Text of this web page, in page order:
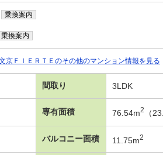
乗換案内
乗換案内
京ＦＩＥＲＴＥのその他のマンション情報を見る
間取り 3LDK
専有面積 76.54m2 （
バルコニー面積 11.75m2